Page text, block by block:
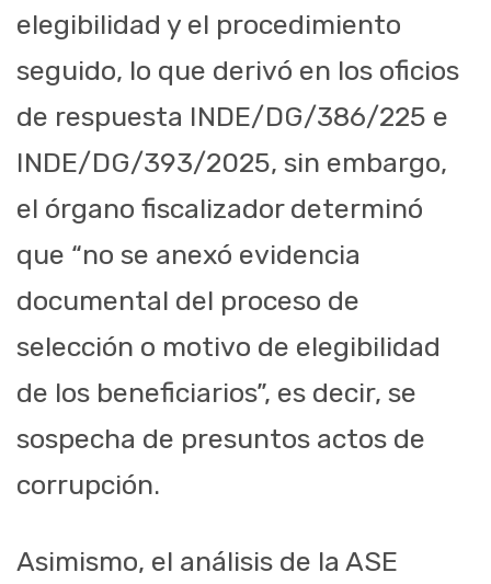
elegibilidad y el procedimiento
seguido, lo que derivó en los oficios
de respuesta INDE/DG/386/225 e
INDE/DG/393/2025, sin embargo,
el órgano fiscalizador determinó
que “no se anexó evidencia
documental del proceso de
selección o motivo de elegibilidad
de los beneficiarios”, es decir, se
sospecha de presuntos actos de
corrupción.
Asimismo, el análisis de la ASE